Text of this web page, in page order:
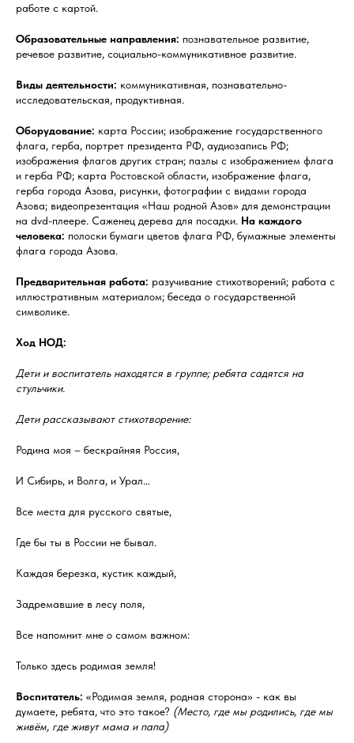
работе с картой.
Образовательные направления: познавательное развитие,
речевое развитие, социально-коммуникативное развитие.
Виды деятельности: коммуникативная, познавательно-
исследовательская, продуктивная.
Оборудование: карта России; изображение государственного
флага, герба, портрет президента РФ, аудиозапись РФ;
изображения флагов других стран; пазлы с изображением флага
и герба РФ; карта Ростовской области, изображение флага,
герба города Азова, рисунки, фотографии с видами города
Азова; видеопрезентация «Наш родной Азов» для демонстрации
на dvd-плеере. Саженец дерева для посадки. На каждого
человека: полоски бумаги цветов флага РФ, бумажные элементы
флага города Азова.
Предварительная работа: разучивание стихотворений; работа с
иллюстративным материалом; беседа о государственной
символике.
Ход НОД:
Дети и воспитатель находятся в группе; ребята садятся на
стульчики.
Дети рассказывают стихотворение:
Родина моя – бескрайняя Россия,
И Сибирь, и Волга, и Урал…
Все места для русского святые,
Где бы ты в России не бывал.
Каждая березка, кустик каждый,
Задремавшие в лесу поля,
Все напомнит мне о самом важном:
Только здесь родимая земля!
Воспитатель: «Родимая земля, родная сторона» - как вы
думаете, ребята, что это такое? (Место, где мы родились, где мы
живём, где живут мама и папа)